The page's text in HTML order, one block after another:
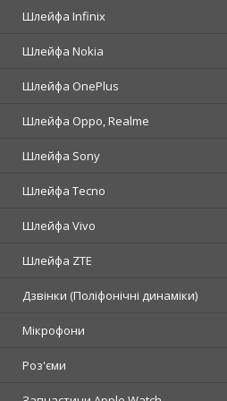
Шлейфа Infinix
Шлейфа Nokia
Шлейфа OnePlus
Шлейфа Oppo, Realme
Шлейфа Sony
Шлейфа Tecno
Шлейфа Vivo
Шлейфа ZTE
Дзвінки (Поліфонічні динаміки)
Мікрофони
Роз'єми